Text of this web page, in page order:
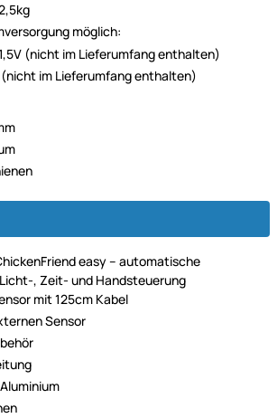
möglich:
(nicht im Lieferumfang enthalten)
im Lieferumfang enthalten)
easy – automatische
, Zeit- und Handsteuerung
mit 125cm Kabel
Sensor